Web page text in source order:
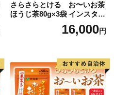
さらさらとける お〜いお茶
ほうじ茶80g×3袋 インスタン
トほうじ茶 粉末ほうじ茶 粉
末茶 おーいお茶 粉末緑茶
16,000円